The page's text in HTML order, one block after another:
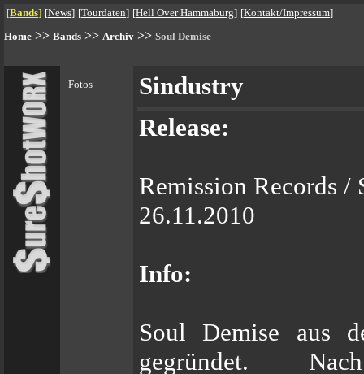
[Bands] [News] [Tourdaten] [Hell Over Hammaburg] [Kontakt/Impressum]
Home >> Bands >> Archiv >> Soul Demise
Fotos
Sindustry
Release:
Remission Records /
26.11.2010
Info:
Soul Demise aus
gegründet.